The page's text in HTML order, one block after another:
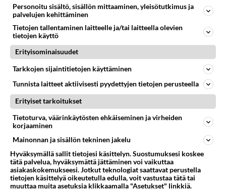
Anonyymikirjoitti:
Taidat olla vapunen ihan itte, lukutaidoton kuitennii.
Ainakaan sillä ei ole kaikki pikku-ukot samassa
korissa.
Äänestä Kommentoi
Anonyymi
2023-02-28 18:32:00
Anonyymi
Mulla tuossa pönttökoneessa ovat kovalevyt ilman
ruuveja ja hyvin pysyvät.
Mulla on pönttökone 🚽 vetästy silikonilla
lattiaan.
Personoitu sisältö, sisällön mittaaminen, yleisötutkimus ja
palvelujen kehittäminen
Tietojen tallentaminen laitteelle ja/tai laitteella olevien
tietojen käyttö
Erityisominaisuudet
Tarkkojen sijaintitietojen käyttäminen
Tunnista laitteet aktiivisesti pyydettyjen tietojen perusteella
Erityiset tarkoitukset
Tietoturva, väärinkäytösten ehkäiseminen ja virheiden
korjaaminen
Mainonnan ja sisällön tekninen jakelu
Hyväksymällä sallit tietojesi käsittelyn. Suostumuksesi koskee
tätä palvelua, hyväksymättä jättäminen voi vaikuttaa
asiakaskokemukseesi. Jotkut teknologiat saattavat perustella
tietojen käsittelyä oikeutetulla edulla, voit vastustaa tätä tai
muuttaa muita asetuksia klikkaamalla "Asetukset" linkkiä.